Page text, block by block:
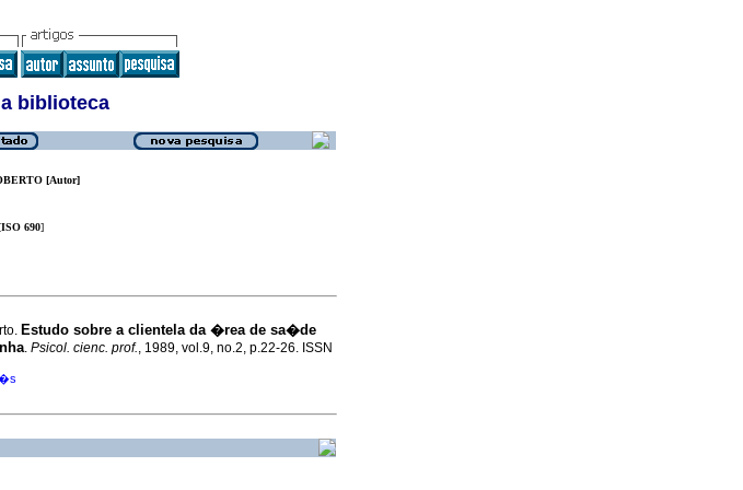
biblioteca
[Autor]
ISO 690]
Estudo sobre a clientela da �rea de sa�de
. Psicol. cienc. prof., 1989, vol.9, no.2, p.22-26. ISSN